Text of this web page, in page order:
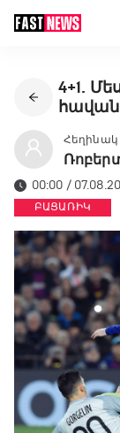
4+1.
Հեղինակ
00:00 /
ԲԱՑԱՌԻԿ